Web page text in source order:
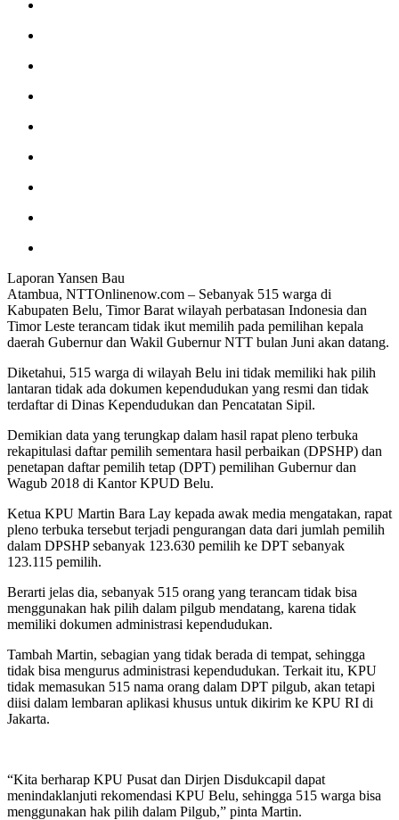
Laporan Yansen Bau
Atambua, NTTOnlinenow.com – Sebanyak 515 warga di
Kabupaten Belu, Timor Barat wilayah perbatasan Indonesia dan
Timor Leste terancam tidak ikut memilih pada pemilihan kepala
daerah Gubernur dan Wakil Gubernur NTT bulan Juni akan datang.
Diketahui, 515 warga di wilayah Belu ini tidak memiliki hak pilih
lantaran tidak ada dokumen kependudukan yang resmi dan tidak
terdaftar di Dinas Kependudukan dan Pencatatan Sipil.
Demikian data yang terungkap dalam hasil rapat pleno terbuka
rekapitulasi daftar pemilih sementara hasil perbaikan (DPSHP) dan
penetapan daftar pemilih tetap (DPT) pemilihan Gubernur dan
Wagub 2018 di Kantor KPUD Belu.
Ketua KPU Martin Bara Lay kepada awak media mengatakan, rapat
pleno terbuka tersebut terjadi pengurangan data dari jumlah pemilih
dalam DPSHP sebanyak 123.630 pemilih ke DPT sebanyak
123.115 pemilih.
Berarti jelas dia, sebanyak 515 orang yang terancam tidak bisa
menggunakan hak pilih dalam pilgub mendatang, karena tidak
memiliki dokumen administrasi kependudukan.
Tambah Martin, sebagian yang tidak berada di tempat, sehingga
tidak bisa mengurus administrasi kependudukan. Terkait itu, KPU
tidak memasukan 515 nama orang dalam DPT pilgub, akan tetapi
diisi dalam lembaran aplikasi khusus untuk dikirim ke KPU RI di
Jakarta.
“Kita berharap KPU Pusat dan Dirjen Disdukcapil dapat
menindaklanjuti rekomendasi KPU Belu, sehingga 515 warga bisa
menggunakan hak pilih dalam Pilgub,” pinta Martin.